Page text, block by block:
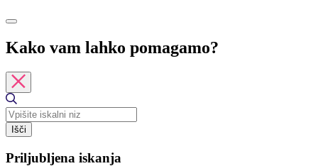
Kako vam lahko pomagamo?
Išči
Priljubljena iskanja